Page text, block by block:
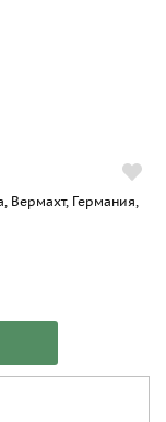
Вермахт, Германия,